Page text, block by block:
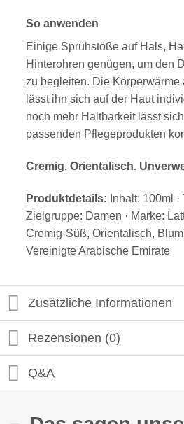
So anwenden
Einige Sprühstöße auf Hals,
Hinterohren genügen, um den
zu begleiten. Die Körperwärme
lässt ihn sich auf der Haut
noch mehr Haltbarkeit lässt
passenden Pflegeprodukten
Cremig. Orientalisch.
Produktdetails: Inhalt: 100ml
Zielgruppe: Damen · Marke:
Cremig-Süß, Orientalisch,
Vereinigte Arabische Emirate
Zusätzliche Informationen
Rezensionen (0)
Q&A